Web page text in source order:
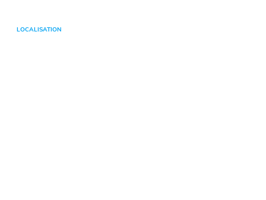
LOCALISATION